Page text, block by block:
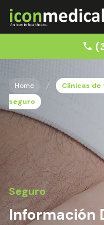
Home
Clínicas
seguro
Seguro
Información